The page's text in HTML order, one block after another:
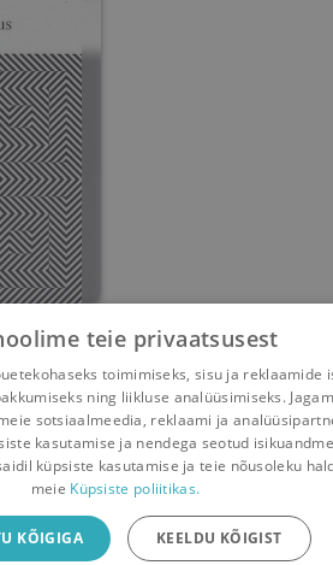
teie privaatsusest
toimimiseks, sisu ja reklaamide
ning liikluse analüüsimiseks.
sotsiaalmeedia, reklaami ja
kasutamise ja nendega seotud
küpsiste kasutamise ja teie nõusoleku
meie Küpsiste poliitikas.
KÕIGIGA KEELDU KÕIGIST